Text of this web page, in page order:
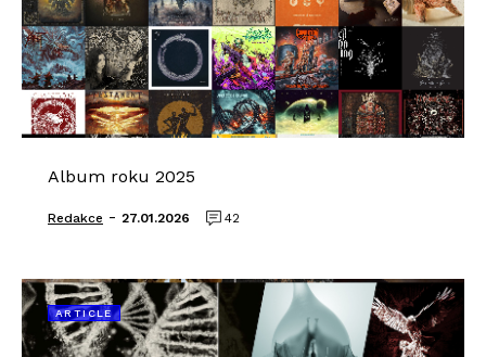
Album roku 2025
Redakce - 27.01.2026 42
ARTICLE